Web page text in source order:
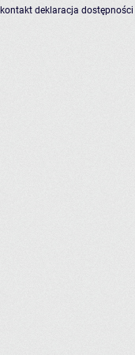
kontakt deklaracja dostępności